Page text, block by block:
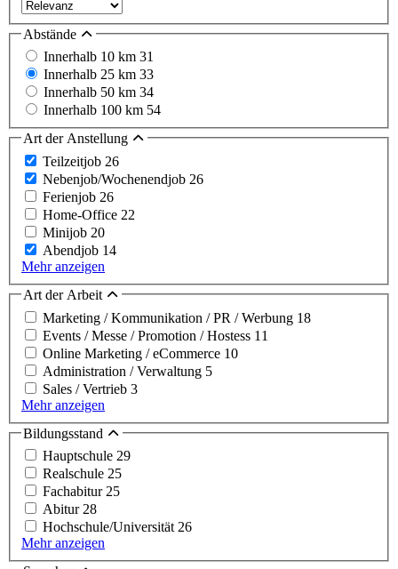
Abstände
Innerhalb 10 km 31
Innerhalb 25 km 33
Innerhalb 50 km 34
Innerhalb 100 km 54
Art der Anstellung
Teilzeitjob 26
Nebenjob/Wochenendjob 26
Ferienjob 26
Home-Office 22
Minijob 20
Abendjob 14
Mehr anzeigen
Art der Arbeit
Marketing / Kommunikation / PR / Werbung 18
Events / Messe / Promotion / Hostess 11
Online Marketing / eCommerce 10
Administration / Verwaltung 5
Sales / Vertrieb 3
Mehr anzeigen
Bildungsstand
Hauptschule 29
Realschule 25
Fachabitur 25
Abitur 28
Hochschule/Universität 26
Mehr anzeigen